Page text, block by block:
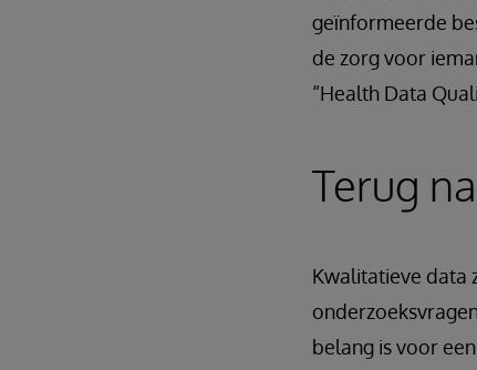
geïnformeerde
de zorg voor
“Health Data
Terug
Kwalitatieve data
belang is voor